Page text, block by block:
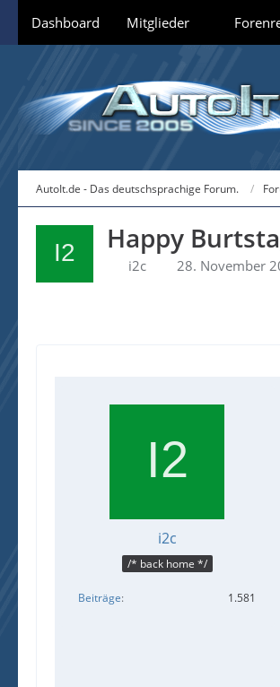
Dashboard Mitglieder
AutoIt.de - Das deutschsprachige Forum.
Happy
i2c 28. November
i2c
/* back home */
Beiträge 1.581